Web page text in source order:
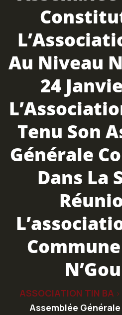
Au Niveau
24
Tenu Son
Générale
Dans La
ASSOCIATION TIN BA >
Assemblée